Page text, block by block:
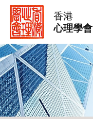
香港
心理學會